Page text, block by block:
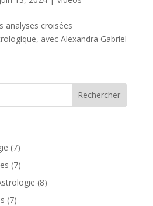
analyses croisées
avec Alexandra Gabriel
(7)
(7)
(8)
(7)